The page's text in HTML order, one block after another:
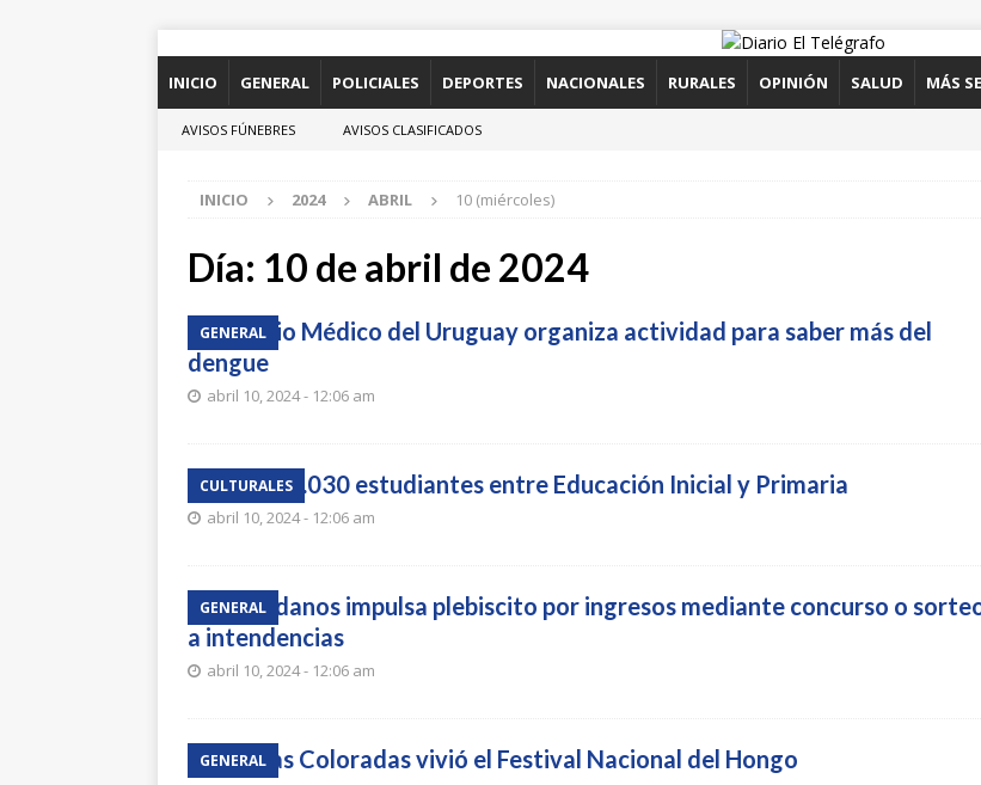
INICIO GENERAL POLICIALES DEPORTES NACIONALES RURALES OPINIÓN SALUD MÁS
AVISOS FÚNEBRES AVISOS CLASIFICADOS
INICIO 2024 ABRIL 10 (miércoles)
Día: 10 de abril de 2024
GENERAL
Colegio Médico del Uruguay organiza actividad para saber más del
dengue
abril 10, 2024 - 12:06 am
CULTURALES
Hay 318.030 estudiantes entre Educación Inicial y Primaria
abril 10, 2024 - 12:06 am
GENERAL
Ciudadanos impulsa plebiscito por ingresos mediante concurso o
a intendencias
abril 10, 2024 - 12:06 am
GENERAL
Piedras Coloradas vivió el Festival Nacional del Hongo